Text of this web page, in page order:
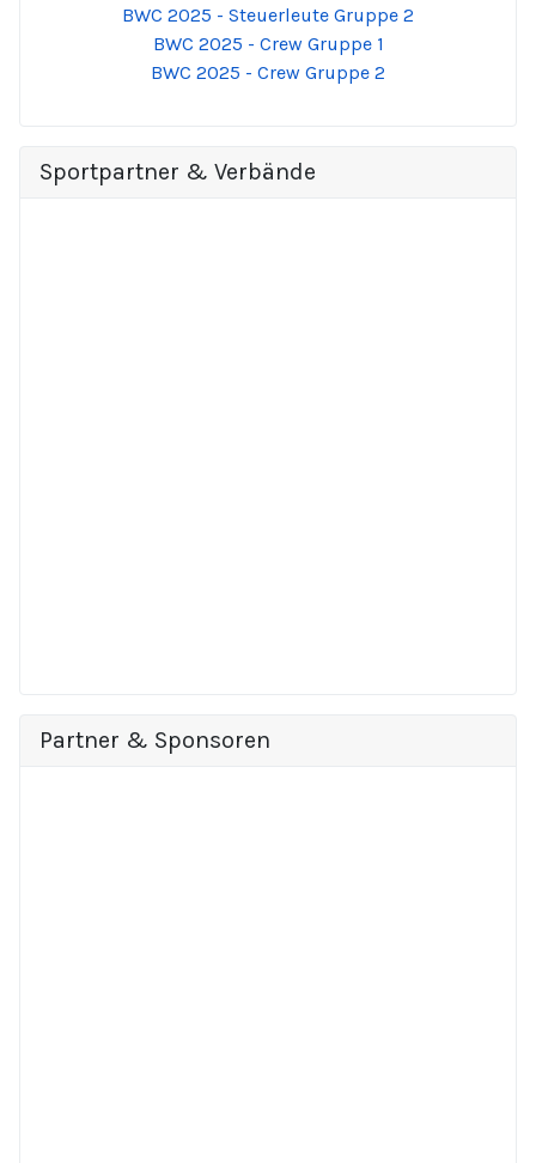
BWC 2025 - Steuerleute Gruppe 2
BWC 2025 - Crew Gruppe 1
BWC 2025 - Crew Gruppe 2
Sportpartner & Verbände
Partner & Sponsoren